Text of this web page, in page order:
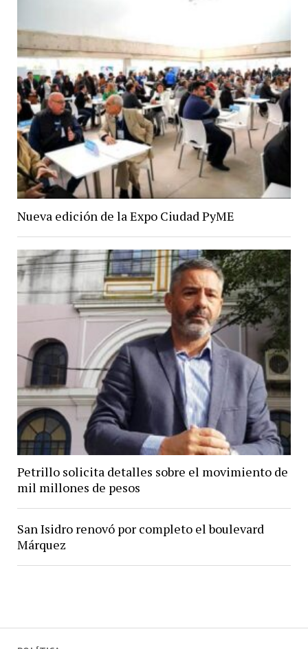
Nueva edición de la Expo Ciudad PyME
Petrillo solicita detalles sobre el movimiento de
mil millones de pesos
San Isidro renovó por completo el boulevard
Márquez